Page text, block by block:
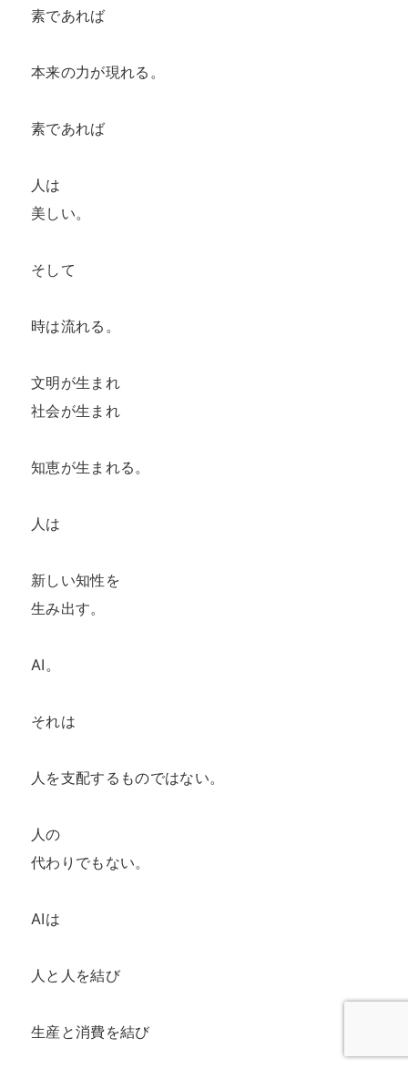
素であれば
本来の力が現れる。
素であれば
人は
美しい。
そして
時は流れる。
文明が生まれ
社会が生まれ
知恵が生まれる。
人は
新しい知性を
生み出す。
AI。
それは
人を支配するものではない。
人の
代わりでもない。
AIは
人と人を結び
生産と消費を結び